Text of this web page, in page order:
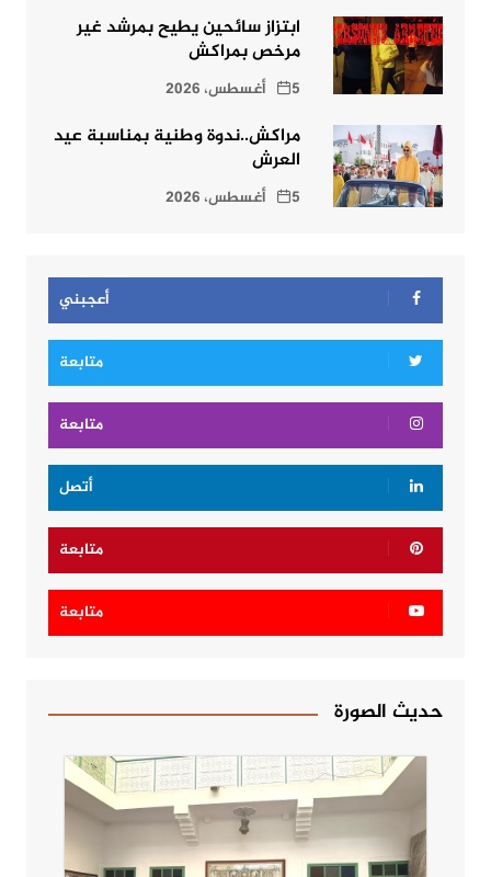
ابتزاز سائحين يطيح بمرشد غير
مرخص بمراكش
5 أغسطس، 2026
مراكش..ندوة وطنية بمناسبة عيد
العرش
5 أغسطس، 2026
أعجبني
متابعة
متابعة
أتصل
متابعة
متابعة
حديث الصورة